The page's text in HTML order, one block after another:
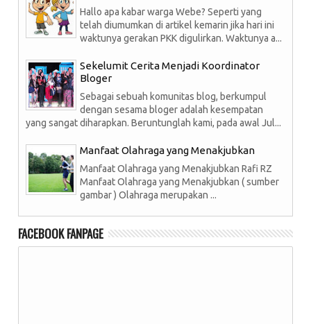
Hallo apa kabar warga Webe? Seperti yang
telah diumumkan di artikel kemarin jika hari ini
waktunya gerakan PKK digulirkan. Waktunya a...
Sekelumit Cerita Menjadi Koordinator
Bloger
Sebagai sebuah komunitas blog, berkumpul
dengan sesama bloger adalah kesempatan
yang sangat diharapkan. Beruntunglah kami, pada awal Jul...
Manfaat Olahraga yang Menakjubkan
Manfaat Olahraga yang Menakjubkan Rafi RZ
Manfaat Olahraga yang Menakjubkan ( sumber
gambar ) Olahraga merupakan ...
FACEBOOK FANPAGE